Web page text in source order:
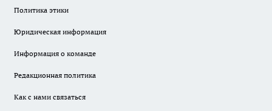
Политика этики
Юридическая информация
Информация о команде
Редакционная политика
Как с нами связаться